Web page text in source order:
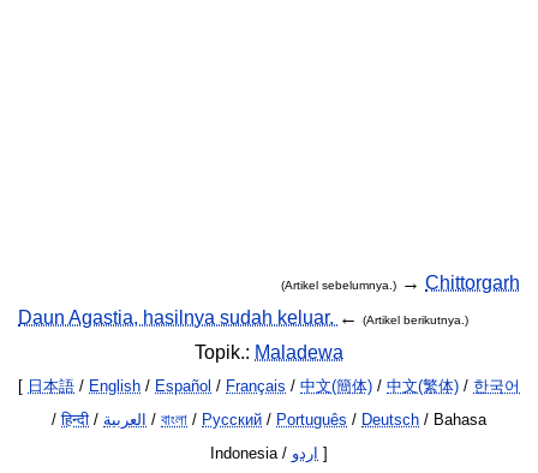
(Artikel sebelumnya.) → Chittorgarh
Daun Agastia, hasilnya sudah keluar. ← (Artikel berikutnya.)
Topik.: Maladewa
[ 日本語 / English / Español / Français / 中文(簡体) / 中文(繁体) / 한국어
/हिन्दी / العربية / বাংলা / Русский / Português / Deutsch / Bahasa
Indonesia / اردو ]